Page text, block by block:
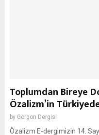
Toplumdan Bireye
Özalizm’in
by Gorgon Dergisi
Özalizm E-dergimizin 14.